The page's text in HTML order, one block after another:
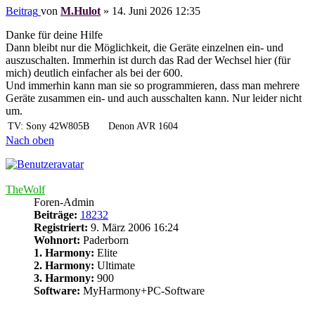
Beitrag von M.Hulot » 14. Juni 2026 12:35
Danke für deine Hilfe
Dann bleibt nur die Möglichkeit, die Geräte einzelnen ein- und
auszuschalten. Immerhin ist durch das Rad der Wechsel hier (für
mich) deutlich einfacher als bei der 600.
Und immerhin kann man sie so programmieren, dass man mehrere
Geräte zusammen ein- und auch ausschalten kann. Nur leider nicht
um.
TV: Sony 42W805B Denon AVR 1604
Nach oben
TheWolf
Foren-Admin
Beiträge: 18232
Registriert: 9. März 2006 16:24
Wohnort: Paderborn
1. Harmony: Elite
2. Harmony: Ultimate
3. Harmony: 900
Software: MyHarmony+PC-Software